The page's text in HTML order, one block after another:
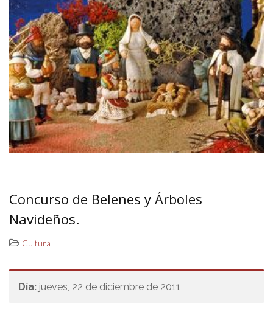
Concurso de Belenes y Árboles
Navideños.
Cultura
Día: jueves, 22 de diciembre de 2011